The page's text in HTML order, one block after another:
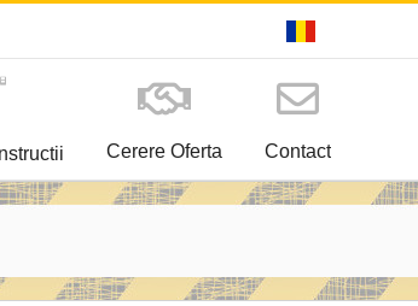
Cerere Oferta Contact